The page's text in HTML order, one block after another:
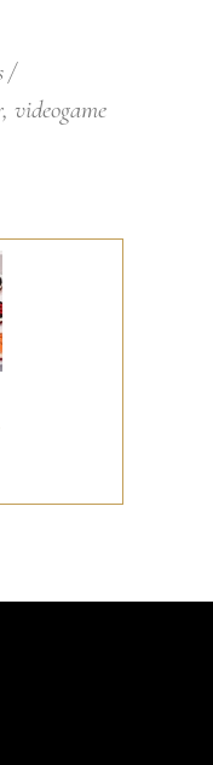
, videogame